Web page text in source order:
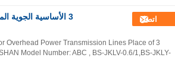
اتصل
Overhead Power Transmission Lines Place of
Model Number: ABC , BS-JKLV-0.6/1,BS-JKLY-